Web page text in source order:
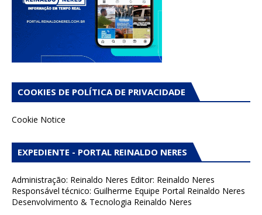
COOKIES DE POLÍTICA DE PRIVACIDADE
Cookie Notice
EXPEDIENTE - PORTAL REINALDO NERES
Administração: Reinaldo Neres Editor: Reinaldo Neres
Responsável técnico: Guilherme Equipe Portal Reinaldo Neres
Desenvolvimento & Tecnologia Reinaldo Neres